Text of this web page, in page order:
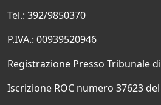
Tel.: 392/9850370
P.IVA.: 00939520946
Registrazione Presso Tribunale
Iscrizione ROC numero 37623 del